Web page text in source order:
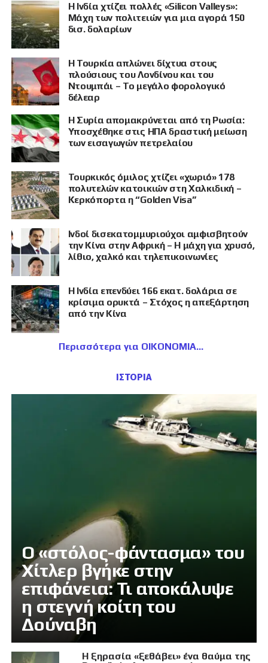
Η Ινδία χτίζει πολλές «Silicon Valleys»:
Μάχη των πολιτειών για μια αγορά 150
δισ. δολαρίων
Η Τουρκία απλώνει δίχτυα στους
πλούσιους του Λονδίνου και του
Ντουμπάι – Το μεγάλο φορολογικό
δέλεαρ
Η Συρία απομακρύνεται από τη Ρωσία:
Υποσχέθηκε στις ΗΠΑ δραστική μείωση
των εισαγωγών πετρελαίου
Τουρκικός όμιλος χτίζει «χωριό» 178
πολυτελών κατοικιών στη Χαλκιδική –
Κερκόπορτα η “Golden Visa”
Ινδοί δισεκατομμυριούχοι αμφισβητούν
την Κίνα στην Αφρική – Η μάχη για χρυσό,
λίθιο, χαλκό και τηλεπικοινωνίες
Η Ινδία επενδύει 166 εκατ. δολάρια σε
κρίσιμα ορυκτά – Στόχος η απεξάρτηση
από την Κίνα
Περισσότερα για ΟΙΚΟΝΟΜΙΑ
ΙΣΤΟΡΙΑ
Ο «στόλος-φάντασμα» του
Χίτλερ βγήκε στην
επιφάνεια: Τι αποκάλυψε
η στεγνή κοίτη του
Δούναβη
Η ξηρασία «ξεθάβει» ένα θαύμα της